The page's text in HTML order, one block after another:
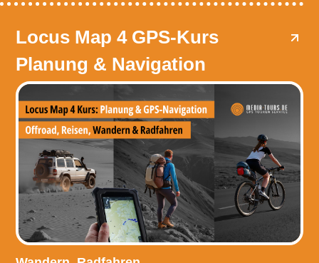
Locus Map 4 GPS-Kurs
Planung & Navigation